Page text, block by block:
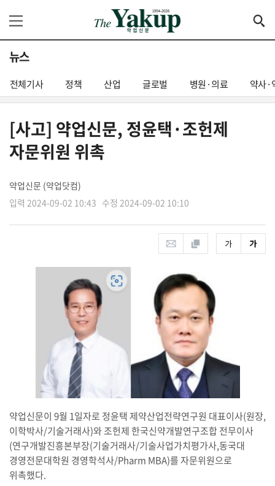
뉴스
전체기사 정책 산업 글로벌 병원·의료 약사·
[사고] 약업신문, 정윤택·조헌제
자문위원 위촉
약업신문 (약업닷컴)
입력 2024-09-02 10:43 수정 2024-09-02 10:10
약업신문이 9월 1일자로 정윤택 제약산업전략연구원 대표이사(원장,
이학박사/기술거래사)와 조헌제 한국신약개발연구조합 전무이사
(연구개발진흥본부장(기술거래사/기술사업가치평가사,동국대
경영전문대학원 경영학석사/Pharm MBA)를 자문위원으로
위촉했다.